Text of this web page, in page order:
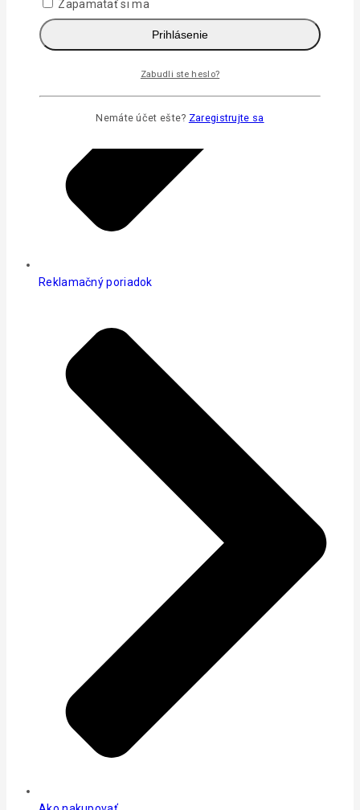
Reklamačný poriadok
Zapamätať si ma
Prihlásenie
Zabudli ste heslo?
Nemáte účet ešte? Zaregistrujte sa